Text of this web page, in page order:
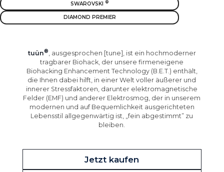
SWAROVSKI
DIAMOND PREMIER
tuün
, ausgesprochen [tune], ist ein hochmoderner
tragbarer Biohack, der unsere firmeneigene
Biohacking Enhancement Technology (B.E.T.) enthält,
die Ihnen dabei hilft, in einer Welt voller äußerer und
innerer Stressfaktoren, darunter elektromagnetische
Felder (EMF) und anderer Elektrosmog, der in unserem
modernen und auf Bequemlichkeit ausgerichteten
Lebensstil allgegenwärtig ist, „fein abgestimmt” zu
bleiben.
Jetzt kaufen